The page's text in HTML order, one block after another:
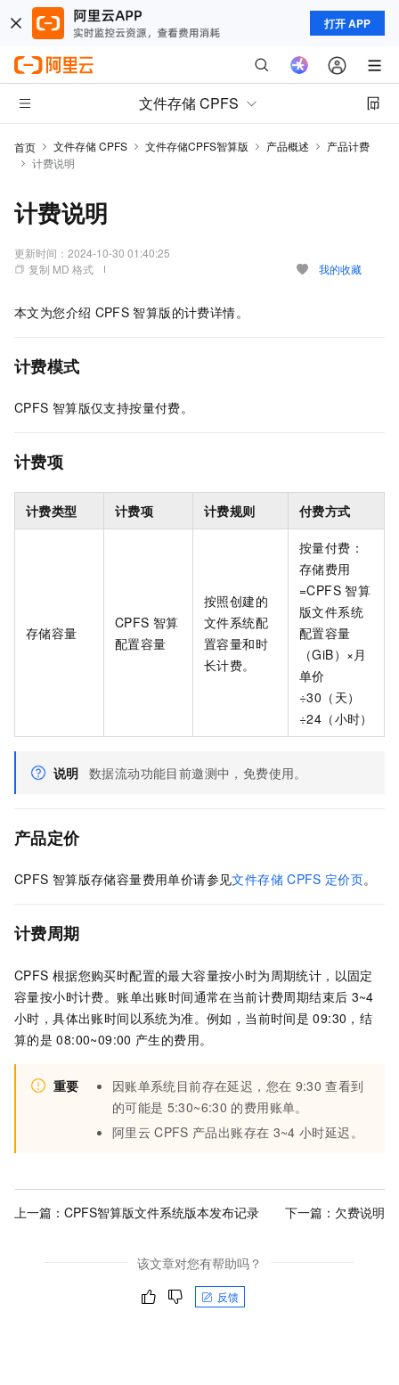
打开 APP
文件存储 CPFS
首页 文件存储 CPFS 文件存储CPFS智算版 产品概述
产品计费
计费说明
计费说明
更新时间： 2024-10-30 01:40:25
复制 MD 格式
我的收藏
本文为您介绍 CPFS 智算版的计费详情。
计费模式
CPFS 智算版仅支持按量付费。
计费项
计费类型 计费项 计费规则 付费方式
存储容量
CPFS 智算
配置容量
按照创建的
文件系统配
置容量和时
长计费。
按量付费：
存储费用
=CPFS 智算
版文件系统
配置容量
（GiB）×月
单价
÷30（天）
÷24（小时）
说明 数据流动功能目前邀测中，免费使用。
产品定价
CPFS 智算版存储容量费用单价请参见文件存储 CPFS 定价页。
计费周期
CPFS 根据您购买时配置的最大容量按小时为周期统计，以固定
容量按小时计费。账单出账时间通常在当前计费周期结束后 3~4
小时，具体出账时间以系统为准。例如，当前时间是 09:30，结
算的是 08:00~09:00 产生的费用。
重要 因账单系统目前存在延迟，您在 9:30 查看到
的可能是 5:30~6:30 的费用账单。
阿里云 CPFS 产品出账存在 3~4 小时延迟。
上一篇： CPFS智算版文件系统版本发布记录 下一篇： 欠费说明
该文章对您有帮助吗？
反馈